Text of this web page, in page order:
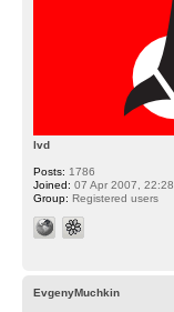
lvd
Posts: 1786
Joined: 07 Apr 2007, 22:28
Group: Registered users
EvgenyMuchkin